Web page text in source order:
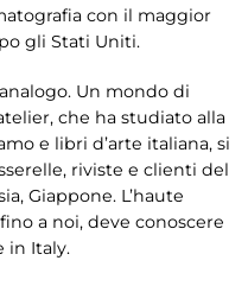
con il maggior
gli Stati Uniti.
Un mondo di
che ha studiato alla
e libri d’arte italiana, si
riviste e clienti del
Giappone. L’haute
a noi, deve conoscere
in Italy.